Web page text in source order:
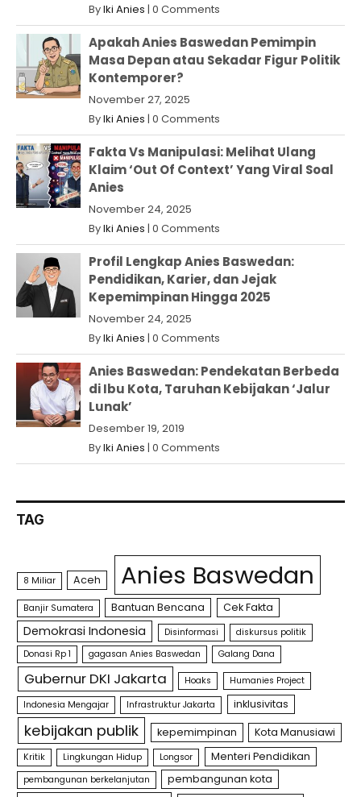
ByIki Anies | 0 Comments
Apakah Anies Baswedan Pemimpin
Masa Depan atau Sekadar Figur Politik
Kontemporer?
November 27, 2025
ByIki Anies | 0 Comments
Fakta Vs Manipulasi: Melihat Ulang
Klaim ‘Out Of Context’ Yang Viral Soal
Anies
November 24, 2025
ByIki Anies | 0 Comments
Profil Lengkap Anies Baswedan:
Pendidikan, Karier, dan Jejak
Kepemimpinan Hingga 2025
November 24, 2025
ByIki Anies | 0 Comments
Anies Baswedan: Pendekatan Berbeda
di Ibu Kota, Taruhan Kebijakan ‘Jalur
Lunak’
Desember 19, 2019
ByIki Anies | 0 Comments
TAG
8 Miliar Aceh Anies Baswedan
Banjir Sumatera Bantuan Bencana Cek Fakta
Demokrasi Indonesia Disinformasi
diskursus politik
Donasi Rp 1
gagasan Anies Baswedan Galang Dana
Gubernur DKI Jakarta Hoaks
Humanies Project
Indonesia Mengajar
Infrastruktur Jakarta inklusivitas
kebijakan publik kepemimpinan Kota Manusiawi
Kritik Lingkungan Hidup Longsor Menteri Pendidikan
pembangunan berkelanjutan pembangunan kota